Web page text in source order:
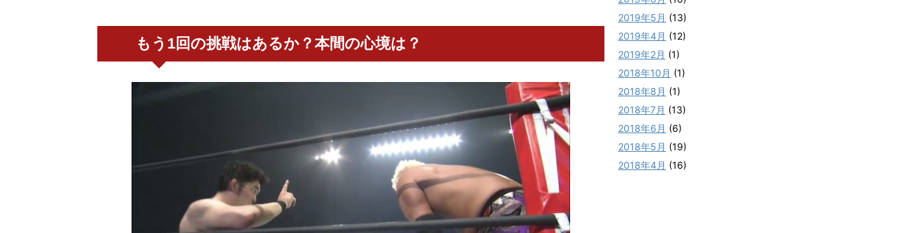
もう1回の挑戦はあるか？本間の心境は？
2019年5月 (13)
2019年4月 (12)
2019年2月 (1)
2018年10月 (1)
2018年8月 (1)
2018年7月 (13)
2018年6月 (6)
2018年5月 (19)
2018年4月 (16)